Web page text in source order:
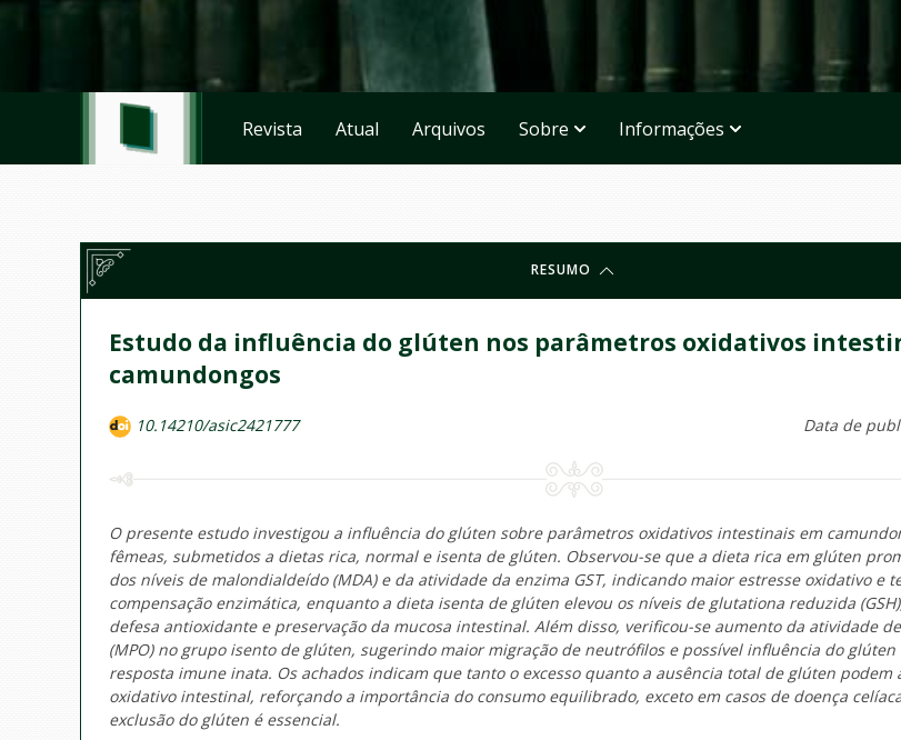
Revista Atual Arquivos Sobre Informações
RESUMO
Estudo da influência do glúten nos parâmetros oxidativos
camundongos
10.14210/asic2421777 Data de
O presente estudo investigou a influência do glúten sobre parâmetros oxidativos intestinais em
fêmeas, submetidos a dietas rica, normal e isenta de glúten. Observou-se que a dieta rica em glúten
dos níveis de malondialdeído (MDA) e da atividade da enzima GST, indicando maior estresse oxidativo e
compensação enzimática, enquanto a dieta isenta de glúten elevou os níveis de glutationa reduzida
defesa antioxidante e preservação da mucosa intestinal. Além disso, verificou-se aumento da atividade
(MPO) no grupo isento de glúten, sugerindo maior migração de neutrófilos e possível influência do
resposta imune inata. Os achados indicam que tanto o excesso quanto a ausência total de glúten
oxidativo intestinal, reforçando a importância do consumo equilibrado, exceto em casos de doença
exclusão do glúten é essencial.